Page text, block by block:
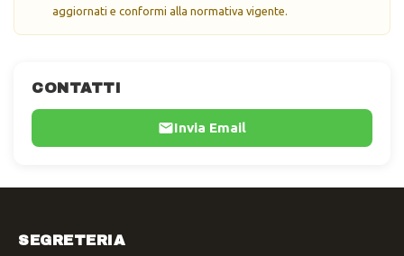
CONTATTI
Invia Email
aggiornati e conformi alla normativa vigente.
SEGRETERIA